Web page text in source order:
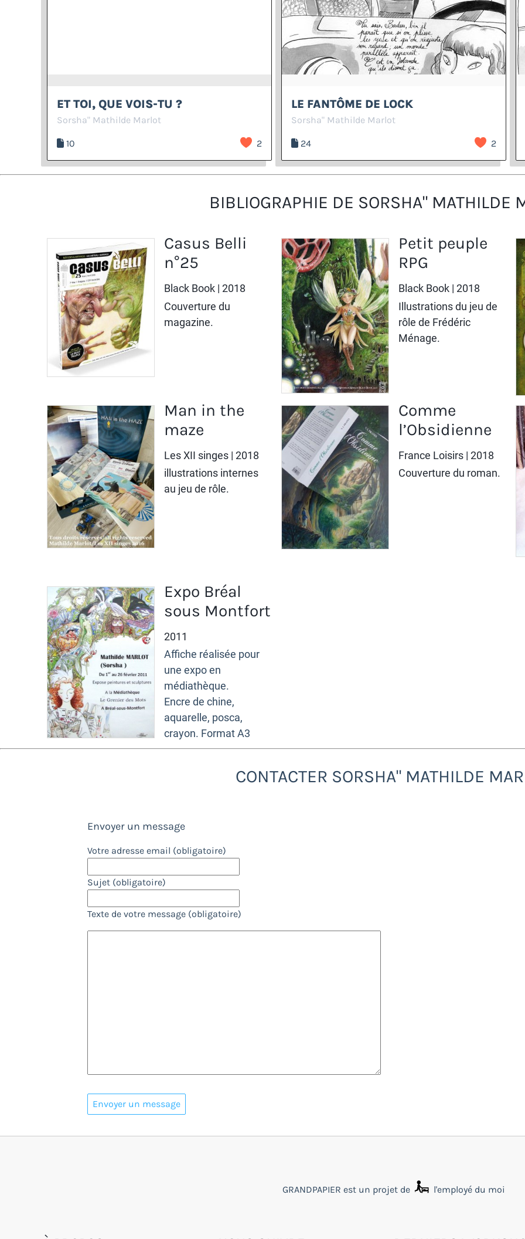
ET TOI, QUE VOIS-TU ?
Sorsha" Mathilde Marlot
10 2
LE FANTÔME DE LOCK
Sorsha" Mathilde Marlot
24 2
BIBLIOGRAPHIE DE SORSHA" MATHILDE
Casus Belli
n°25
Black Book | 2018
Couverture du
magazine.
Petit peuple
RPG
Black Book | 2018
Illustrations du jeu de
rôle de Frédéric
Ménage.
Man in the
maze
Les XII singes | 2018
illustrations internes
au jeu de rôle.
Comme
l’Obsidienne
France Loisirs | 2018
Couverture du roman.
Expo Bréal
sous Montfort
2011
Affiche réalisée pour
une expo en
médiathèque.
Encre de chine,
aquarelle, posca,
crayon. Format A3
CONTACTER SORSHA" MATHILDE
Envoyer un message
Votre adresse email (obligatoire)
Sujet (obligatoire)
Texte de votre message (obligatoire)
GRANDPAPIER est un projet de l'employé du moi